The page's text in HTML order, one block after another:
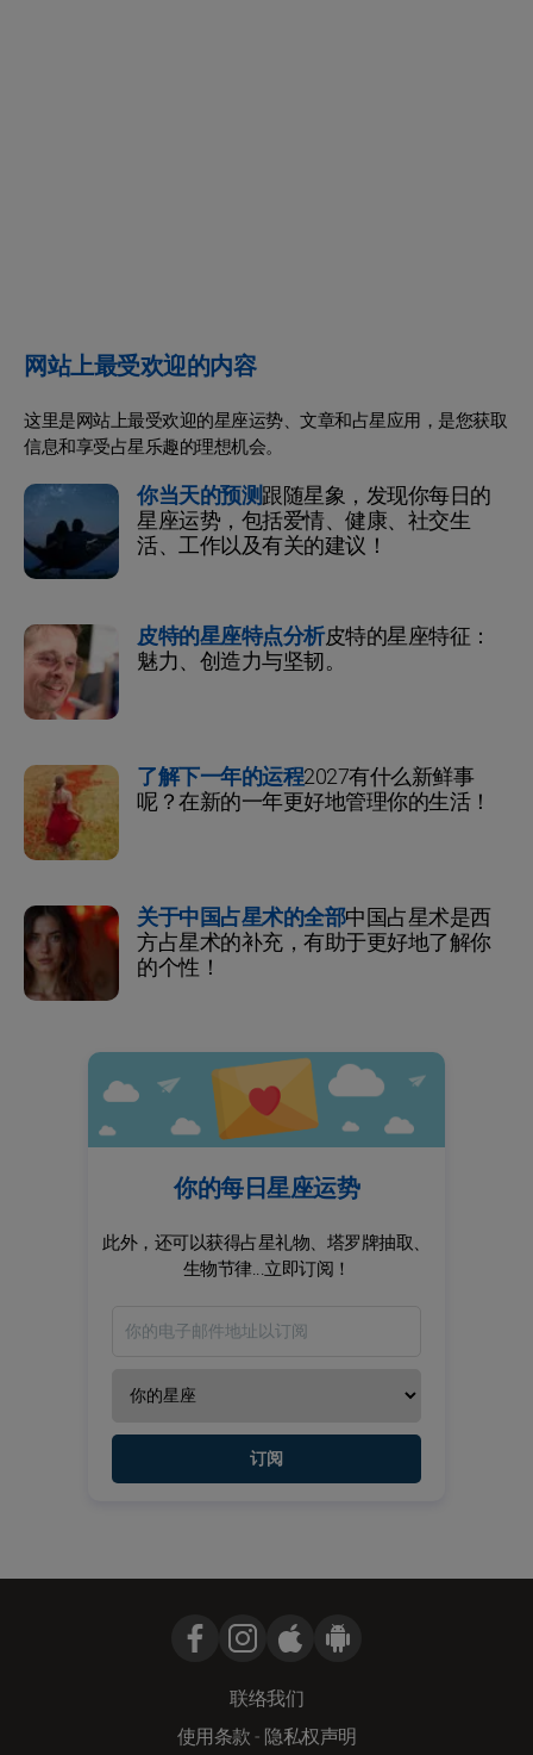
网站上最受欢迎的内容
这里是网站上最受欢迎的星座运势、文章和占星应用，是您获取
信息和享受占星乐趣的理想机会。
你当天的预测跟随星象，发现你每日的
星座运势，包括爱情、健康、社交生
活、工作以及有关的建议！
皮特的星座特点分析皮特的星座特征：
魅力、创造力与坚韧。
了解下一年的运程2027有什么新鲜事
呢？在新的一年更好地管理你的生活！
关于中国占星术的全部中国占星术是西
方占星术的补充，有助于更好地了解你
的个性！
你的每日星座运势
此外，还可以获得占星礼物、塔罗牌抽取、
生物节律...立即订阅！
订阅
联络我们
使用条款- 隐私权声明